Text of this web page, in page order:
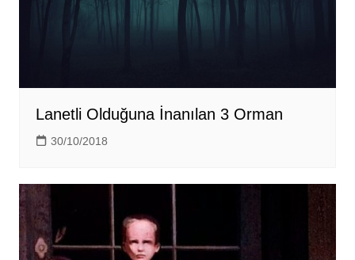
Lanetli Olduğuna İnanılan 3 Orman
30/10/2018